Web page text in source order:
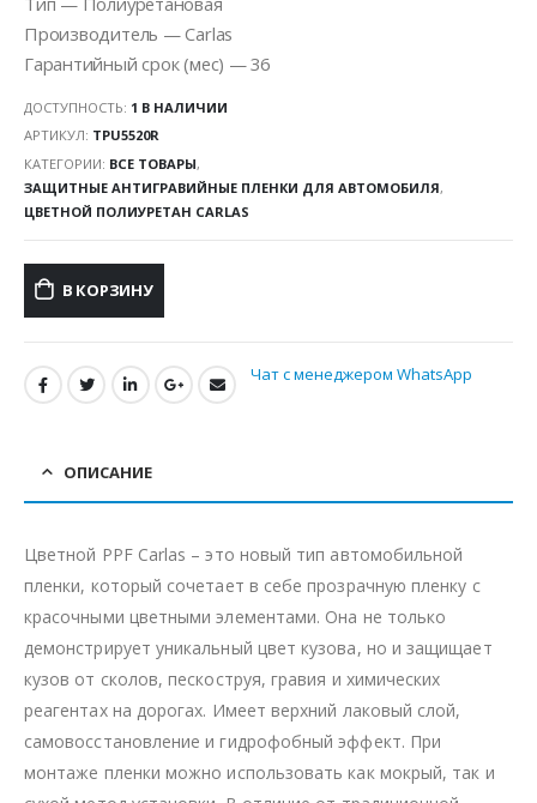
Производитель — Carlas
Гарантийный срок (мес) — 36
ДОСТУПНОСТЬ: 1 В НАЛИЧИИ
АРТИКУЛ: TPU5520R
КАТЕГОРИИ: ВСЕ ТОВАРЫ,
ЗАЩИТНЫЕ АНТИГРАВИЙНЫЕ ПЛЕНКИ ДЛЯ АВТОМОБИЛЯ,
ЦВЕТНОЙ ПОЛИУРЕТАН CARLAS
В КОРЗИНУ
Чат с менеджером WhatsApp
ОПИСАНИЕ
Цветной PPF Carlas – это новый тип автомобильной
пленки, который сочетает в себе прозрачную пленку с
красочными цветными элементами. Она не только
демонстрирует уникальный цвет кузова, но и защищает
кузов от сколов, пескоструя, гравия и химических
реагентах на дорогах. Имеет верхний лаковый слой,
самовосстановление и гидрофобный эффект. При
монтаже пленки можно использовать как мокрый, так и